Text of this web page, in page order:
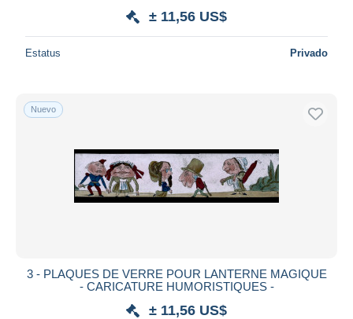
± 11,56 US$
Estatus Privado
Nuevo
3 - PLAQUES DE VERRE POUR LANTERNE MAGIQUE
- CARICATURE HUMORISTIQUES -
± 11,56 US$